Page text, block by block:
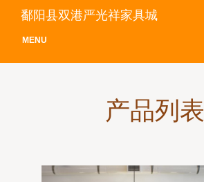
鄱阳县双港严光祥家具城
MENU
产品列表